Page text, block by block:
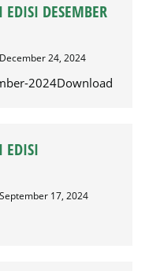
DESEMBER
December 24, 2024
2024Download
EDISI
September 17, 2024